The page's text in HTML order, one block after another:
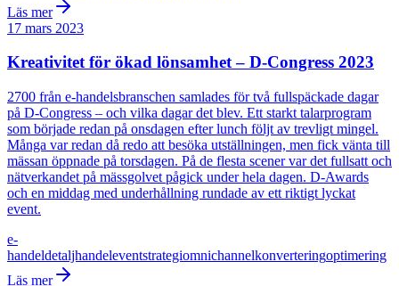
Läs mer
17 mars 2023
Kreativitet för ökad lönsamhet – D-Congress 2023
2700 från e-handelsbranschen samlades för två fullspäckade dagar
på D-Congress – och vilka dagar det blev. Ett starkt talarprogram
som började redan på onsdagen efter lunch följt av trevligt mingel.
Många var redan då redo att besöka utställningen, men fick vänta till
mässan öppnade på torsdagen. På de flesta scener var det fullsatt och
nätverkandet på mässgolvet pågick under hela dagen. D-Awards
och en middag med underhållning rundade av ett riktigt lyckat
event.
e-
handeldetaljhandeleventstrategiomnichannelkonverteringoptimering
Läs mer